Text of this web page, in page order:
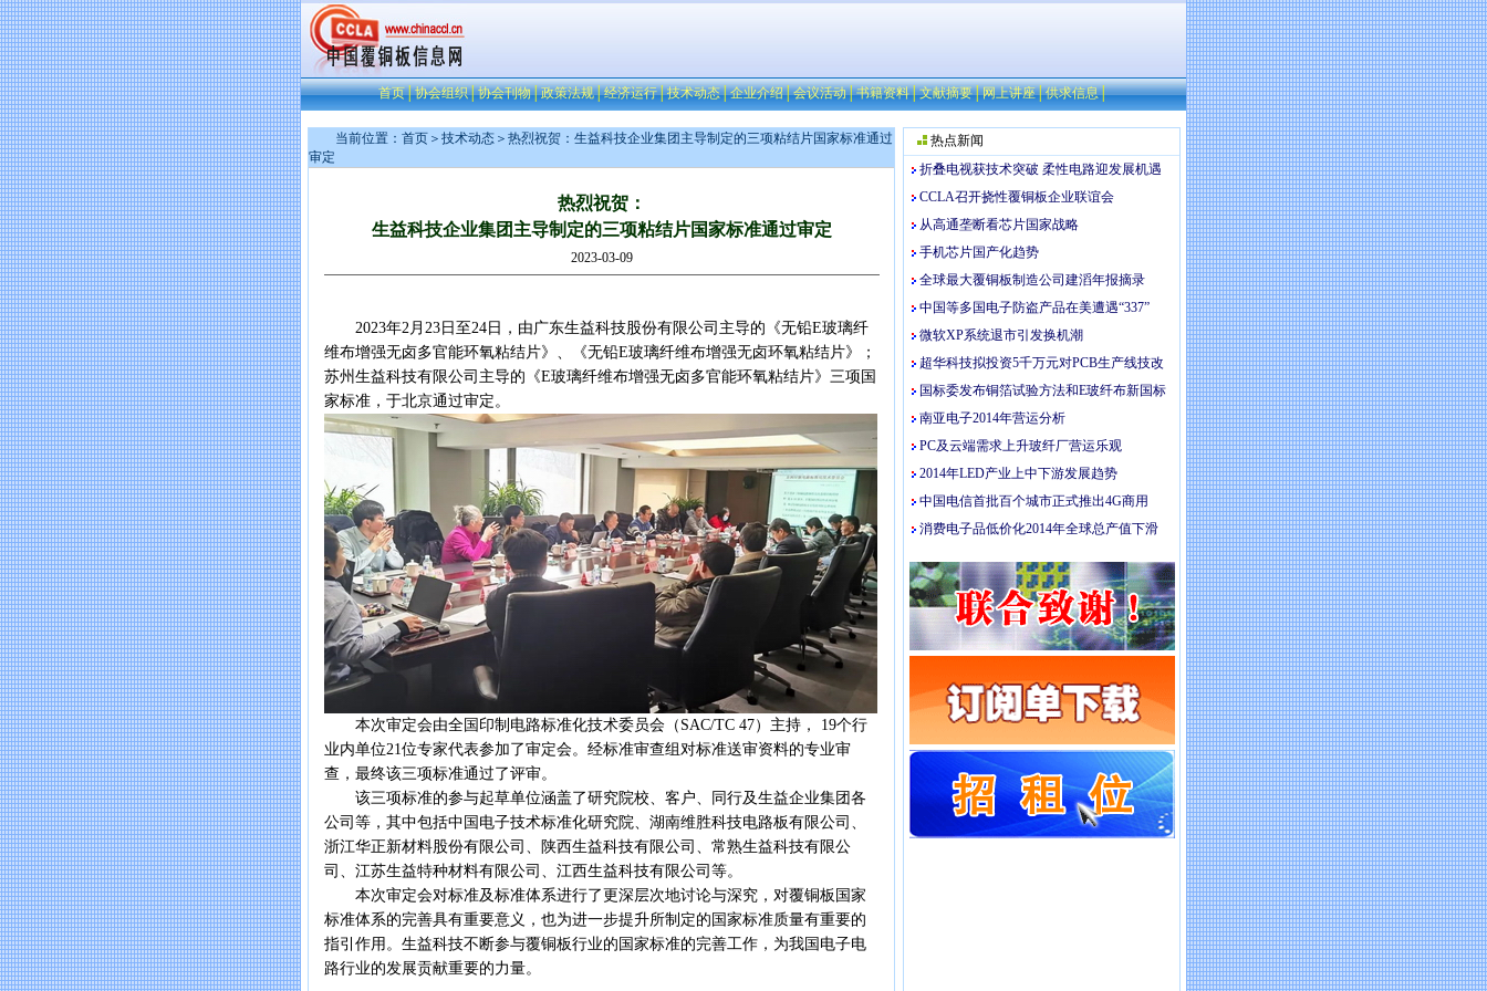
首页│协会组织│协会刊物│政策法规│经济运行│技术动态│企业介绍│会议活动│书籍资料│文献摘要│网上讲座│供求信息│
当前位置： 首页 ＞ 技术动态 ＞热烈祝贺：生益科技企业集团主导制定的三项粘结片国家标准通过
审定
热烈祝贺：
生益科技企业集团主导制定的三项粘结片国家标准通过审定
2023-03-09
2023年2月23日至24日，由广东生益科技股份有限公司主导的《无铅E玻璃纤
维布增强无卤多官能环氧粘结片》、《无铅E玻璃纤维布增强无卤环氧粘结片》；
苏州生益科技有限公司主导的《E玻璃纤维布增强无卤多官能环氧粘结片》三项国
家标准，于北京通过审定。
本次审定会由全国印制电路标准化技术委员会（SAC/TC 47）主持， 19个行
业内单位21位专家代表参加了审定会。经标准审查组对标准送审资料的专业审
查，最终该三项标准通过了评审。
该三项标准的参与起草单位涵盖了研究院校、客户、同行及生益企业集团各
公司等，其中包括中国电子技术标准化研究院、湖南维胜科技电路板有限公司、
浙江华正新材料股份有限公司、陕西生益科技有限公司、常熟生益科技有限公
司、江苏生益特种材料有限公司、江西生益科技有限公司等。
本次审定会对标准及标准体系进行了更深层次地讨论与深究，对覆铜板国家
标准体系的完善具有重要意义，也为进一步提升所制定的国家标准质量有重要的
指引作用。生益科技不断参与覆铜板行业的国家标准的完善工作，为我国电子电
路行业的发展贡献重要的力量。
热点新闻
折叠电视获技术突破 柔性电路迎发展机遇
CCLA召开挠性覆铜板企业联谊会
从高通垄断看芯片国家战略
手机芯片国产化趋势
全球最大覆铜板制造公司建滔年报摘录
中国等多国电子防盗产品在美遭遇“337”
微软XP系统退市引发换机潮
超华科技拟投资5千万元对PCB生产线技改
国标委发布铜箔试验方法和E玻纤布新国标
南亚电子2014年营运分析
PC及云端需求上升玻纤厂营运乐观
2014年LED产业上中下游发展趋势
中国电信首批百个城市正式推出4G商用
消费电子品低价化2014年全球总产值下滑